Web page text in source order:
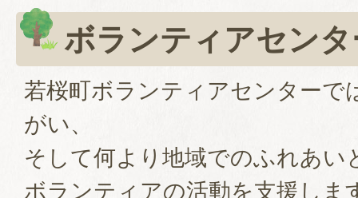
ボランティアセンタ
若桜町ボランティアセンターで
がい、
そして何より地域でのふれあい
ボランティアの活動を支援しま